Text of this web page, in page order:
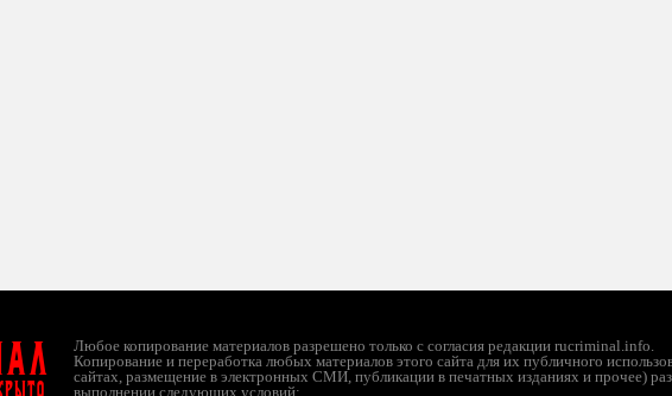
Любое копирование материалов разрешено только с согласия редакции rucriminal.info.
Копирование и переработка любых материалов этого сайта для их публичного
сайтах, размещение в электронных СМИ, публикации в печатных изданиях и прочее)
выполнении следующих условий: